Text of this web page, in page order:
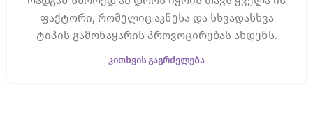
ფაქტორი, რომელიც აკნესა და სხვადასხვა
ტიპის გამონაყარის პროვოცირებას ახდენს.
ᲙᲘᲗᲮᲕᲘᲡ ᲒᲐᲒᲠᲫᲔᲚᲔᲑᲐ